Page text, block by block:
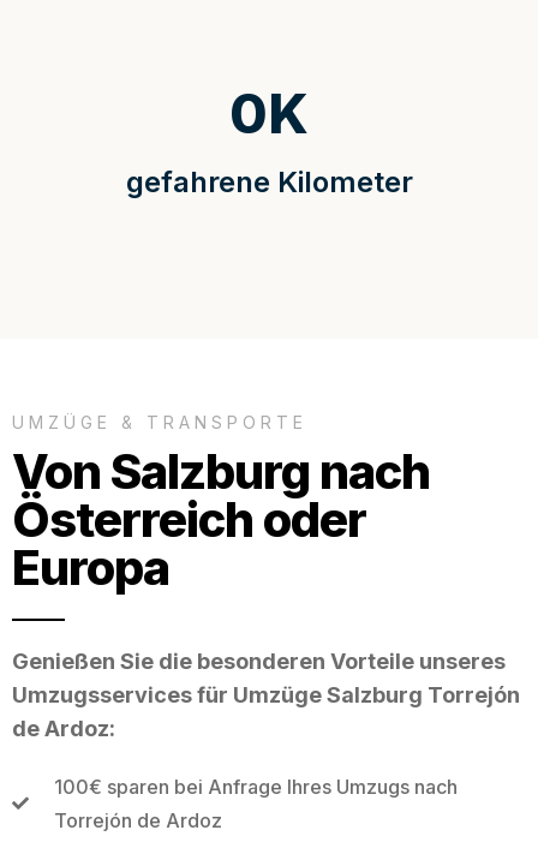
gefahrene Kilometer
0K
UMZÜGE & TRANSPORTE
Von Salzburg nach
Österreich oder
Europa
Genießen Sie die besonderen Vorteile unseres
Umzugsservices für Umzüge Salzburg Torrejón
de Ardoz:
100€ sparen bei Anfrage Ihres Umzugs nach
Torrejón de Ardoz